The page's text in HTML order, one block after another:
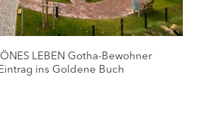
LEBEN Gotha-Bewohner
ins Goldene Buch